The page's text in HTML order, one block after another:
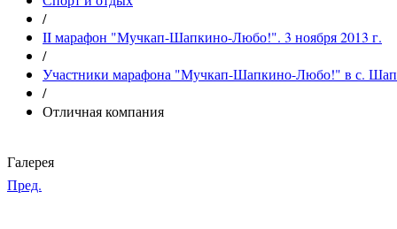
/
II марафон "Мучкап-Шапкино-Любо!". 3 ноября 2013 г.
/
Участники марафона "Мучкап-Шапкино-Любо!" в с.
/
Отличная компания
Галерея
Пред.